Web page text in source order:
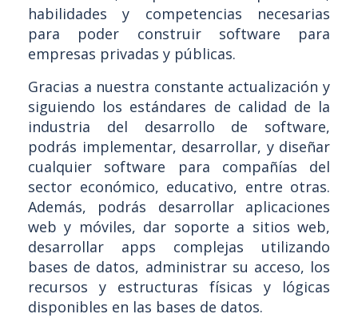
habilidades y competencias necesarias
para poder construir software para
empresas privadas y públicas.
Gracias a nuestra constante actualización y
siguiendo los estándares de calidad de la
industria del desarrollo de software,
podrás implementar, desarrollar, y diseñar
cualquier software para compañías del
sector económico, educativo, entre otras.
Además, podrás desarrollar aplicaciones
web y móviles, dar soporte a sitios web,
desarrollar apps complejas utilizando
bases de datos, administrar su acceso, los
recursos y estructuras físicas y lógicas
disponibles en las bases de datos.